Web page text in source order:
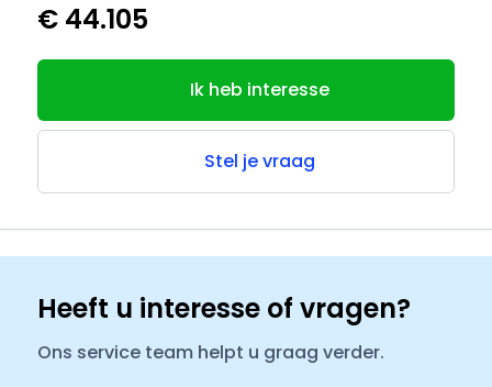
€ 44.105
Ik heb interesse
Stel je vraag
Heeft u interesse of vragen?
Ons service team helpt u graag verder.